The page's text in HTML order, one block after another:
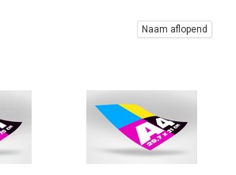
Naam aflopend